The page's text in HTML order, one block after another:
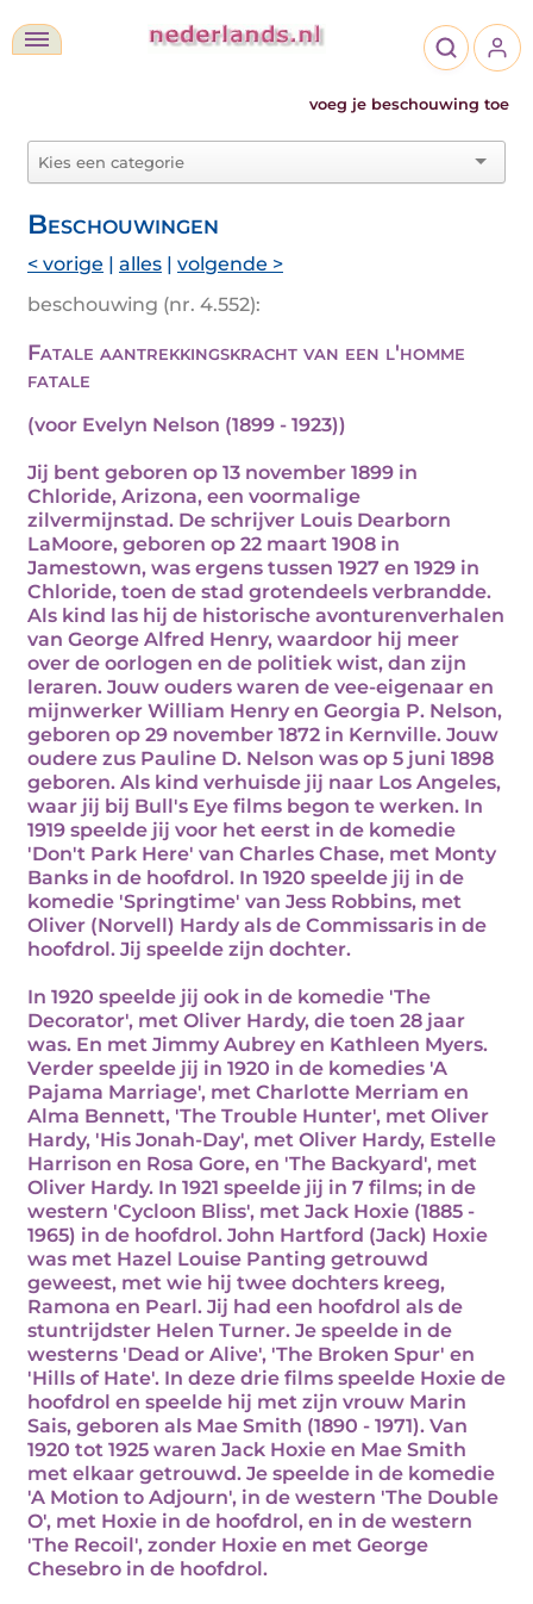
voeg je beschouwing toe
Beschouwingen
< vorige | alles | volgende >
beschouwing (nr. 4.552):
Fatale aantrekkingskracht van een l'homme
fatale
(voor Evelyn Nelson (1899 - 1923))
Jij bent geboren op 13 november 1899 in
Chloride, Arizona, een voormalige
zilvermijnstad. De schrijver Louis Dearborn
LaMoore, geboren op 22 maart 1908 in
Jamestown, was ergens tussen 1927 en 1929 in
Chloride, toen de stad grotendeels verbrandde.
Als kind las hij de historische avonturenverhalen
van George Alfred Henry, waardoor hij meer
over de oorlogen en de politiek wist, dan zijn
leraren. Jouw ouders waren de vee-eigenaar en
mijnwerker William Henry en Georgia P. Nelson,
geboren op 29 november 1872 in Kernville. Jouw
oudere zus Pauline D. Nelson was op 5 juni 1898
geboren. Als kind verhuisde jij naar Los Angeles,
waar jij bij Bull's Eye films begon te werken. In
1919 speelde jij voor het eerst in de komedie
'Don't Park Here' van Charles Chase, met Monty
Banks in de hoofdrol. In 1920 speelde jij in de
komedie 'Springtime' van Jess Robbins, met
Oliver (Norvell) Hardy als de Commissaris in de
hoofdrol. Jij speelde zijn dochter.
In 1920 speelde jij ook in de komedie 'The
Decorator', met Oliver Hardy, die toen 28 jaar
was. En met Jimmy Aubrey en Kathleen Myers.
Verder speelde jij in 1920 in de komedies 'A
Pajama Marriage', met Charlotte Merriam en
Alma Bennett, 'The Trouble Hunter', met Oliver
Hardy, 'His Jonah-Day', met Oliver Hardy, Estelle
Harrison en Rosa Gore, en 'The Backyard', met
Oliver Hardy. In 1921 speelde jij in 7 films; in de
western 'Cycloon Bliss', met Jack Hoxie (1885 -
1965) in de hoofdrol. John Hartford (Jack) Hoxie
was met Hazel Louise Panting getrouwd
geweest, met wie hij twee dochters kreeg,
Ramona en Pearl. Jij had een hoofdrol als de
stuntrijdster Helen Turner. Je speelde in de
westerns 'Dead or Alive', 'The Broken Spur' en
'Hills of Hate'. In deze drie films speelde Hoxie de
hoofdrol en speelde hij met zijn vrouw Marin
Sais, geboren als Mae Smith (1890 - 1971). Van
1920 tot 1925 waren Jack Hoxie en Mae Smith
met elkaar getrouwd. Je speelde in de komedie
'A Motion to Adjourn', in de western 'The Double
O', met Hoxie in de hoofdrol, en in de western
'The Recoil', zonder Hoxie en met George
Chesebro in de hoofdrol.